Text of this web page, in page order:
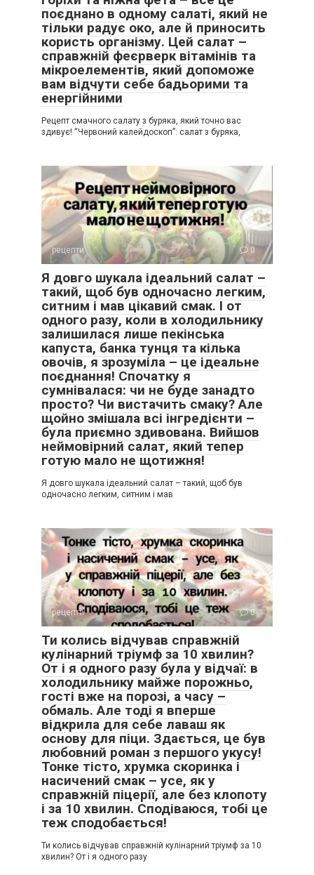
поєднано в одному салаті, який не
тільки радує око, але й приносить
користь організму. Цей салат –
справжній феєрверк вітамінів та
мікроелементів, який допоможе
вам відчути себе бадьорими та
енергійними
Рецепт смачного салату з буряка, який точно вас
здивує! “Червоний калейдоскоп”: салат з буряка,
рецепти 0
Я довго шукала ідеальний салат –
такий, щоб був одночасно легким,
ситним і мав цікавий смак. І от
одного разу, коли в холодильнику
залишилася лише пекінська
капуста, банка тунця та кілька
овочів, я зрозуміла – це ідеальне
поєднання! Спочатку я
сумнівалася: чи не буде занадто
просто? Чи вистачить смаку? Але
щойно змішала всі інгредієнти –
була приємно здивована. Вийшов
неймовірний салат, який тепер
готую мало не щотижня!
Я довго шукала ідеальний салат – такий, щоб був
одночасно легким, ситним і мав
рецепти 0
Ти колись відчував справжній
кулінарний тріумф за 10 хвилин?
От і я одного разу була у відчаї: в
холодильнику майже порожньо,
гості вже на порозі, а часу –
обмаль. Але тоді я вперше
відкрила для себе лаваш як
основу для піци. Здається, це був
любовний роман з першого укусу!
Тонке тісто, хрумка скоринка і
насичений смак – усе, як у
справжній піцерії, але без клопоту
і за 10 хвилин. Сподіваюся, тобі це
теж сподобається!
Ти колись відчував справжній кулінарний тріумф за 10
хвилин? От і я одного разу